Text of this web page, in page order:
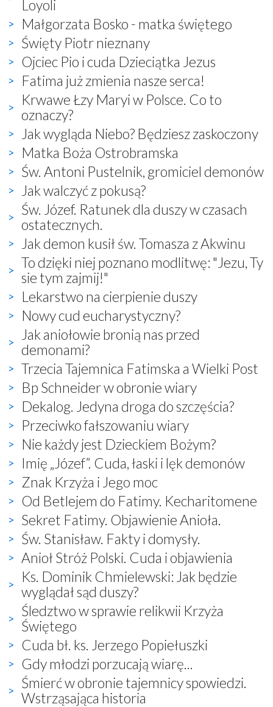
Loyoli
Małgorzata Bosko - matka świętego
Święty Piotr nieznany
Ojciec Pio i cuda Dzieciątka Jezus
Fatima już zmienia nasze serca!
Krwawe Łzy Maryi w Polsce. Co to
oznaczy?
Jak wygląda Niebo? Będziesz zaskoczony
Matka Boża Ostrobramska
Św. Antoni Pustelnik, gromiciel demonów
Jak walczyć z pokusą?
Św. Józef. Ratunek dla duszy w czasach
ostatecznych.
Jak demon kusił św. Tomasza z Akwinu
To dzięki niej poznano modlitwę: "Jezu, Ty
sie tym zajmij!"
Lekarstwo na cierpienie duszy
Nowy cud eucharystyczny?
Jak aniołowie bronią nas przed
demonami?
Trzecia Tajemnica Fatimska a Wielki Post
Bp Schneider w obronie wiary
Dekalog. Jedyna droga do szczęścia?
Przeciwko fałszowaniu wiary
Nie każdy jest Dzieckiem Bożym?
Imię „Józef”. Cuda, łaski i lęk demonów
Znak Krzyża i Jego moc
Od Betlejem do Fatimy. Kecharitomene
Sekret Fatimy. Objawienie Anioła.
Św. Stanisław. Fakty i domysły.
Anioł Stróż Polski. Cuda i objawienia
Ks. Dominik Chmielewski: Jak będzie
wyglądał sąd duszy?
Śledztwo w sprawie relikwii Krzyża
Świętego
Cuda bł. ks. Jerzego Popiełuszki
Gdy młodzi porzucają wiarę...
Śmierć w obronie tajemnicy spowiedzi.
Wstrząsająca historia